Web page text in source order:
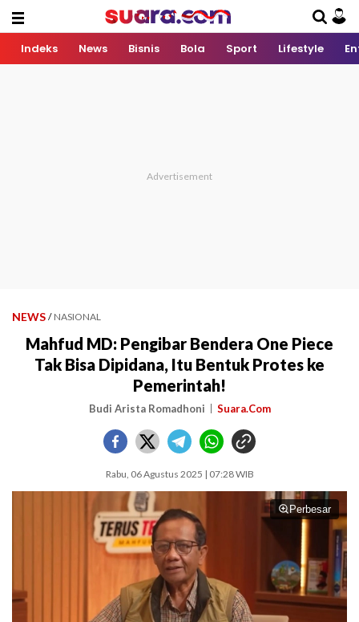
Indeks News Bisnis Bola Sport Lifestyle
NEWS / NASIONAL
Mahfud MD: Pengibar Bendera One Piece
Tak Bisa Dipidana, Itu Bentuk Protes ke
Pemerintah!
Budi Arista Romadhoni Suara.Com
Rabu, 06 Agustus 2025 | 07:28 WIB
Perbesar